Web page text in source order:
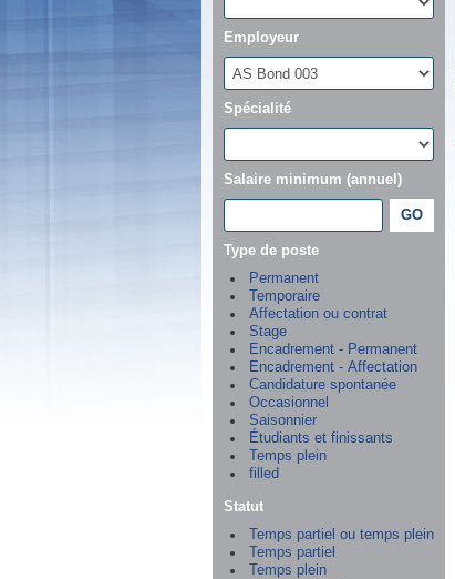
Employeur
Spécialité
Salaire minimum (annuel)
Type de poste
Permanent
Temporaire
Affectation ou contrat
Stage
Encadrement - Permanent
Encadrement - Affectation
Candidature spontanée
Occasionnel
Saisonnier
Étudiants et finissants
Temps plein
filled
Statut
Temps partiel ou temps plein
Temps partiel
Temps plein